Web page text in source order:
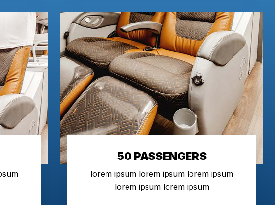
50 PASSENGERS
lorem ipsum lorem ipsum lorem ipsum
lorem ipsum lorem ipsum